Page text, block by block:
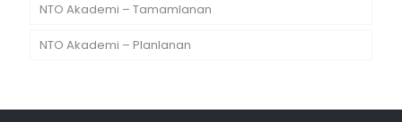
NTO Akademi – Tamamlanan
NTO Akademi – Planlanan